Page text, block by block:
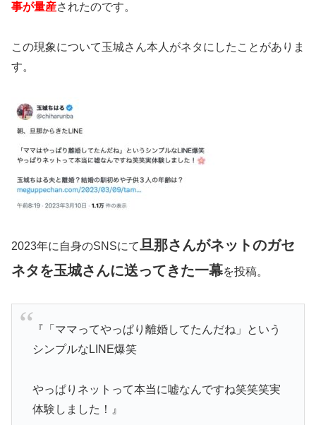
事が量産されたのです。
この現象について玉城さん本人がネタにしたことがありま
す。
2023年に自身のSNSにて旦那さんがネットのガセ
ネタを玉城さんに送ってきた一幕を投稿。
『「ママってやっぱり離婚してたんだね」という
シンプルなLINE爆笑
やっぱりネットって本当に嘘なんですね笑笑笑実
体験しました！』